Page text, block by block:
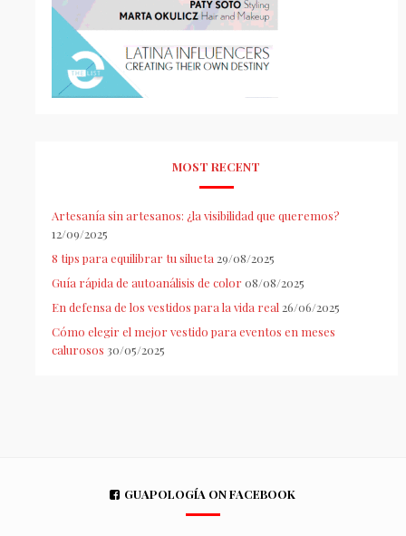
MOST RECENT
Artesanía sin artesanos: ¿la visibilidad que queremos?
12/09/2025
8 tips para equilibrar tu silueta 29/08/2025
Guía rápida de autoanálisis de color 08/08/2025
En defensa de los vestidos para la vida real 26/06/2025
Cómo elegir el mejor vestido para eventos en meses
calurosos 30/05/2025
GUAPOLOGÍA ON FACEBOOK